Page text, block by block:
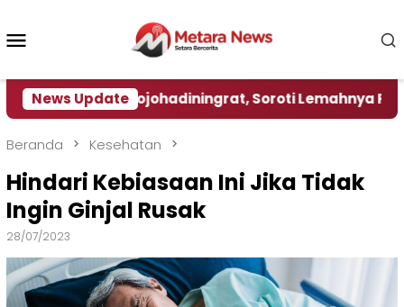
konten
News Update
Djojohadiningrat, Soroti Lemahnya Pengawasan
Beranda Kesehatan
Hindari Kebiasaan Ini Jika Tidak
Ingin Ginjal Rusak
28/07/2023